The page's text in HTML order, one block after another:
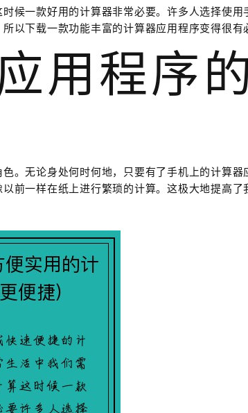
候一款好用的计算器非常必要。许多人选择使用
以下载一款功能丰富的计算器应用程序变得很有
用程序
。无论身处何时何地，只要有了手机上的计算器
前一样在纸上进行繁琐的计算。这极大地提高了